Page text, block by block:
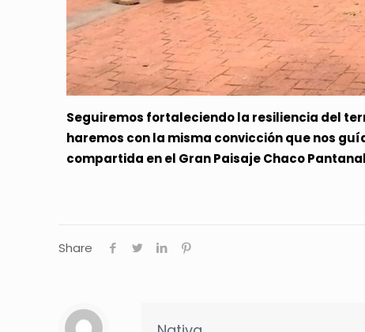
Seguiremos fortaleciendo la resiliencia del
haremos con la misma convicción que nos
compartida en el Gran Paisaje Chaco
Share